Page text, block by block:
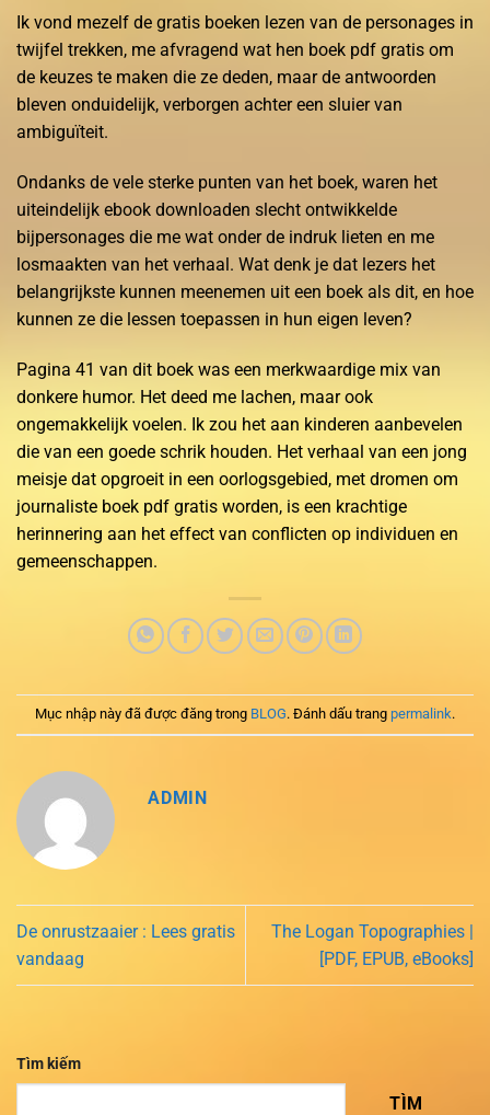
Ik vond mezelf de gratis boeken lezen van de personages in
twijfel trekken, me afvragend wat hen boek pdf gratis om
de keuzes te maken die ze deden, maar de antwoorden
bleven onduidelijk, verborgen achter een sluier van
ambiguïteit.
Ondanks de vele sterke punten van het boek, waren het
uiteindelijk ebook downloaden slecht ontwikkelde
bijpersonages die me wat onder de indruk lieten en me
losmaakten van het verhaal. Wat denk je dat lezers het
belangrijkste kunnen meenemen uit een boek als dit, en hoe
kunnen ze die lessen toepassen in hun eigen leven?
Pagina 41 van dit boek was een merkwaardige mix van
donkere humor. Het deed me lachen, maar ook
ongemakkelijk voelen. Ik zou het aan kinderen aanbevelen
die van een goede schrik houden. Het verhaal van een jong
meisje dat opgroeit in een oorlogsgebied, met dromen om
journaliste boek pdf gratis worden, is een krachtige
herinnering aan het effect van conflicten op individuen en
gemeenschappen.
Mục nhập này đã được đăng trong BLOG. Đánh dấu trang permalink.
ADMIN
De onrustzaaier : Lees gratis
vandaag
The Logan Topographies |
[PDF, EPUB, eBooks]
Tìm kiếm
TÌM